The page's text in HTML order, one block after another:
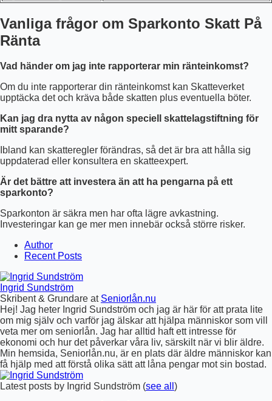
Vanliga frågor om Sparkonto Skatt På
Ränta
Vad händer om jag inte rapporterar min ränteinkomst?
Om du inte rapporterar din ränteinkomst kan Skatteverket
upptäcka det och kräva både skatten plus eventuella böter.
Kan jag dra nytta av någon speciell skattelagstiftning för
mitt sparande?
Ibland kan skatteregler förändras, så det är bra att hålla sig
uppdaterad eller konsultera en skatteexpert.
Är det bättre att investera än att ha pengarna på ett
sparkonto?
Sparkonton är säkra men har ofta lägre avkastning.
Investeringar kan ge mer men innebär också större risker.
Author
Recent Posts
Ingrid Sundström
Skribent & Grundare at Seniorlån.nu
Hej! Jag heter Ingrid Sundström och jag är här för att prata lite
om mig själv och varför jag älskar att hjälpa människor som vill
veta mer om seniorlån. Jag har alltid haft ett intresse för
ekonomi och hur det påverkar våra liv, särskilt när vi blir äldre.
Min hemsida, Seniorlån.nu, är en plats där äldre människor kan
få hjälp med att förstå olika sätt att låna pengar mot sin bostad.
Latest posts by Ingrid Sundström (see all )